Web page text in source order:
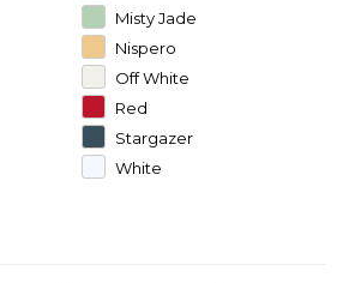
Misty Jade
Nispero
Off White
Red
Stargazer
White